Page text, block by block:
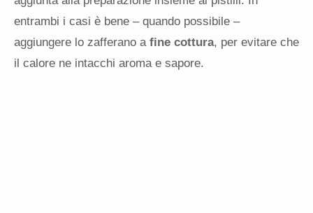
entrambi i casi è bene – quando possibile –
aggiungere lo zafferano a fine cottura, per evitare che
il calore ne intacchi aroma e sapore.